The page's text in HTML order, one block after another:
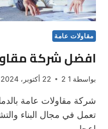
مقاولات عامة
افضل شركة
بواسطة 1 2 22 أكتوبر، 2024
شركة مقاولات عامة
تعمل في مجال البناء